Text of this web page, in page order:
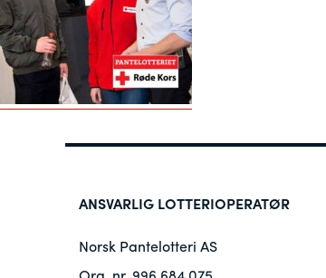
ANSVARLIG LOTTERIOPERATØR
Norsk Pantelotteri AS